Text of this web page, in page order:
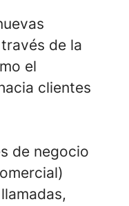
de la
el
clientes
de negocio